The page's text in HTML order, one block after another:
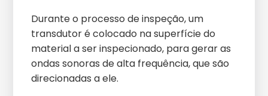
Durante o processo de inspeção, um
transdutor é colocado na superfície do
material a ser inspecionado, para gerar as
ondas sonoras de alta frequência, que são
direcionadas a ele.